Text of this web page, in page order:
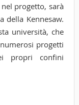
progetto, sarà
della Kennesaw.
università, che
progetti
propri confini